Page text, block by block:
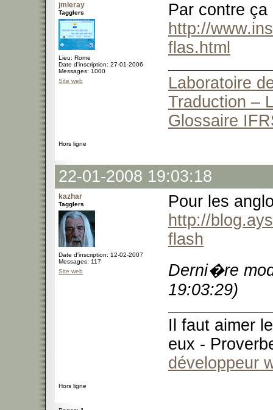
jmleray
Tagglers
Lieu: Rome
Date d'inscription: 27-01-2006
Messages: 1000
Site web
Par contre
http://
flas.html
Laboratoire
Traduction –
Glossaire
Hors ligne
22-01-2008 19:03:18
kazhar
Tagglers
Date d'inscription: 12-02-2007
Messages: 117
Site web
Pour les
http://
flash
Derni�re
19:03:29)
Il faut aimer
eux -
développeur
Hors ligne